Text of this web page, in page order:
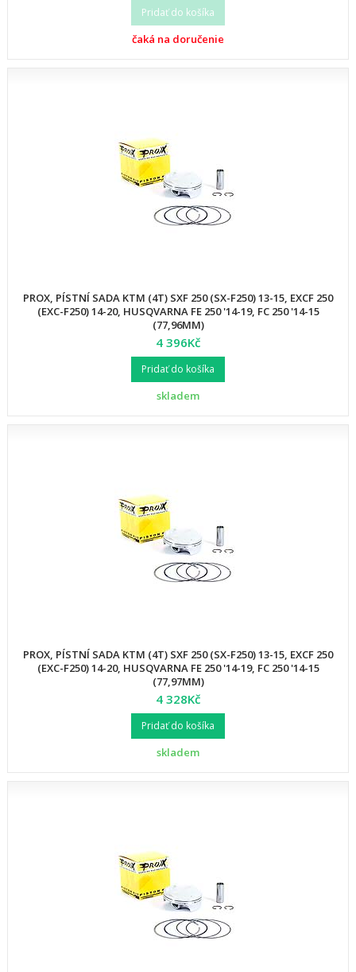
Pridať do košíka
čaká na doručenie
PROX, PÍSTNÍ SADA KTM (4T) SXF 250 (SX-F250) 13-15, EXCF 250
(EXC-F250) 14-20, HUSQVARNA FE 250 '14-19, FC 250 '14-15
(77,96MM)
4 396Kč
Pridať do košíka
skladem
PROX, PÍSTNÍ SADA KTM (4T) SXF 250 (SX-F250) 13-15, EXCF 250
(EXC-F250) 14-20, HUSQVARNA FE 250 '14-19, FC 250 '14-15
(77,97MM)
4 328Kč
Pridať do košíka
skladem